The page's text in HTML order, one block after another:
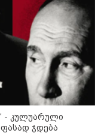
ცუდი ქვეყნები
2026 წელს
გაყიდვადი
- Focus2Move-ის
- კულუარული
ჯდება